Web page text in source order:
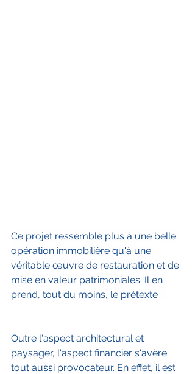
Ce projet ressemble plus à une belle
opération immobilière qu'à une
véritable œuvre de restauration et de
mise en valeur patrimoniales. Il en
prend, tout du moins, le prétexte ...
Outre l'aspect architectural et
paysager, l'aspect financier s'avère
tout aussi provocateur. En effet, il est